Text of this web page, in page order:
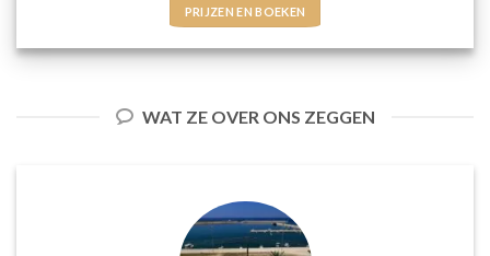
PRIJZEN EN BOEKEN
WAT ZE OVER ONS ZEGGEN